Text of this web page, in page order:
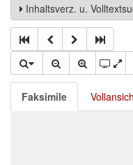
Inhaltsverz. u.
Faksimile